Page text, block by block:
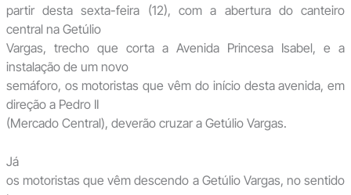
partir desta sexta-feira (12), com a abertura do canteiro
central na Getúlio
Vargas, trecho que corta a Avenida Princesa Isabel, e a
instalação de um novo
semáforo, os motoristas que vêm do início desta avenida, em
direção a Pedro II
(Mercado Central), deverão cruzar a Getúlio Vargas.
Já
os motoristas que vêm descendo a Getúlio Vargas, no sentido